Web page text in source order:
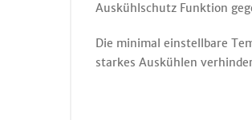
Auskühlschutz Funktion
Die minimal einstellbare
starkes Auskühlen